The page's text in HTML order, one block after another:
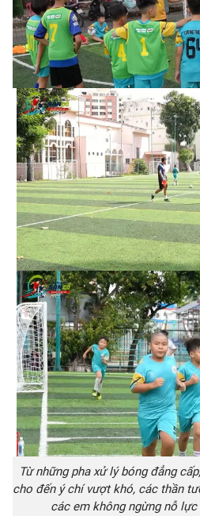
Từ những pha xử lý bóng đẳng
cho đến ý chí vượt khó, các thần
các em không ngừng nỗ